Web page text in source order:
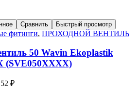
Сравнить Быстрый просмотр
фитинги, ПРОХОДНОЙ ВЕНТИЛЬ
50 Wavin Ekoplastik
(SVE050XXXX)
₽